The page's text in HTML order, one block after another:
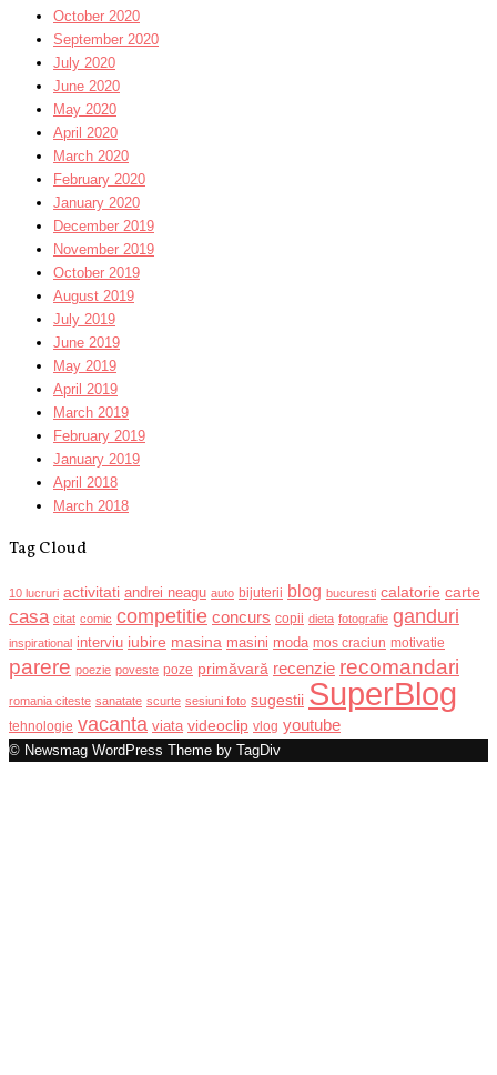
October 2020
September 2020
July 2020
June 2020
May 2020
April 2020
March 2020
February 2020
January 2020
December 2019
November 2019
October 2019
August 2019
July 2019
June 2019
May 2019
April 2019
March 2019
February 2019
January 2019
April 2018
March 2018
Tag Cloud
10 lucruri activitati andrei neagu auto bijuterii blog bucuresti calatorie carte
casa citat comic competitie concurs copii dieta fotografie ganduri
inspirational interviu iubire masina masini moda mos craciun motivatie
parere poezie poveste poze primăvară recenzie recomandari
romania citeste sanatate scurte sesiuni foto sugestii SuperBlog
tehnologie vacanta viata videoclip vlog youtube
© Newsmag WordPress Theme by TagDiv